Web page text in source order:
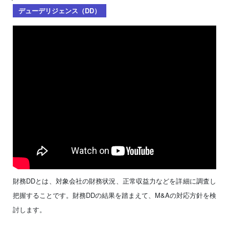
デューデリジェンス（DD）
財務DDとは、対象会社の財務状況、正常収益力などを詳細に調査し
把握することです。財務DDの結果を踏まえて、M&Aの対応方針を検
討します。